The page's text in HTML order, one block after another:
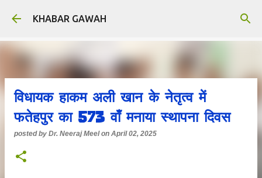
Skip to main content
KHABAR GAWAH
विधायक हाकम अली खान के नेतृत्व में
फतेहपुर का 573 वाँ मनाया स्थापना दिवस
posted by Dr. Neeraj Meel on April 02, 2025